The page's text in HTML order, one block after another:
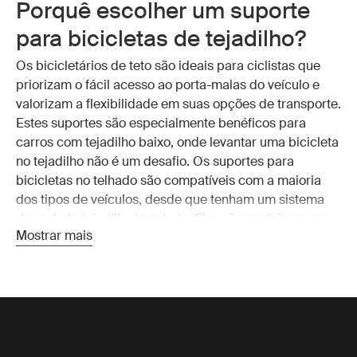
Porquê escolher um suporte
para bicicletas de tejadilho?
Os bicicletários de teto são ideais para ciclistas que
priorizam o fácil acesso ao porta-malas do veículo e
valorizam a flexibilidade em suas opções de transporte.
Estes suportes são especialmente benéficos para
carros com tejadilho baixo, onde levantar uma bicicleta
no tejadilho não é um desafio. Os suportes para
bicicletas no telhado são compatíveis com a maioria
dos tipos de veículos, desde que tenham um sistema
de rack de tejadilho instalado. Eles são perfeitos para
aqueles que querem evitar a despesa adicional de
Mostrar mais